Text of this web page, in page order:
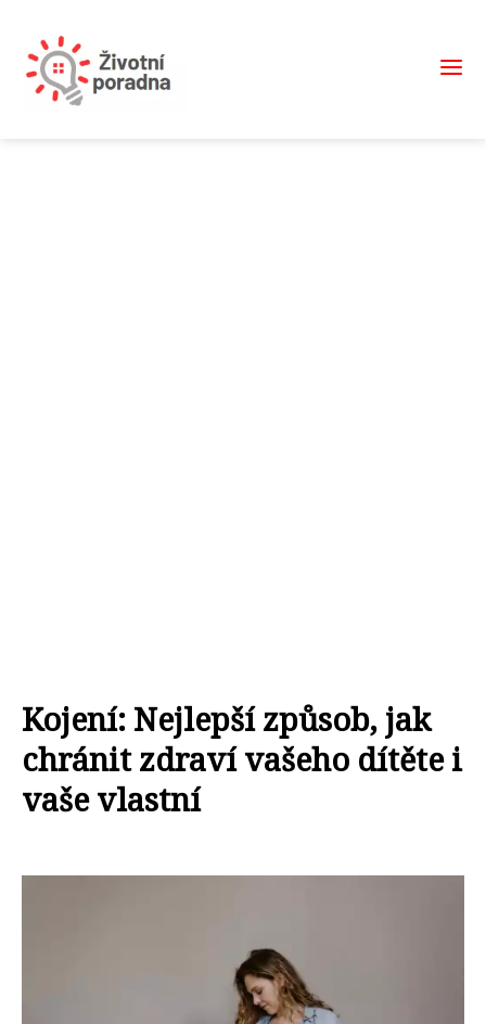
Kojení: Nejlepší způsob, jak
chránit zdraví vašeho dítěte i
vaše vlastní